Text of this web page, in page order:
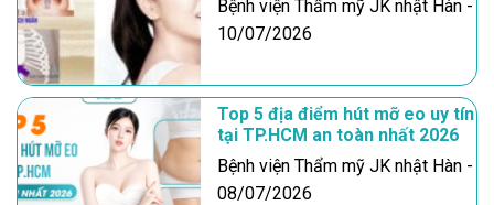
Bệnh viện Thẩm mỹ JK nhật Hàn -
10/07/2026
Top 5 địa điểm hút mỡ eo uy tín
tại TP.HCM an toàn nhất 2026
Bệnh viện Thẩm mỹ JK nhật Hàn -
08/07/2026